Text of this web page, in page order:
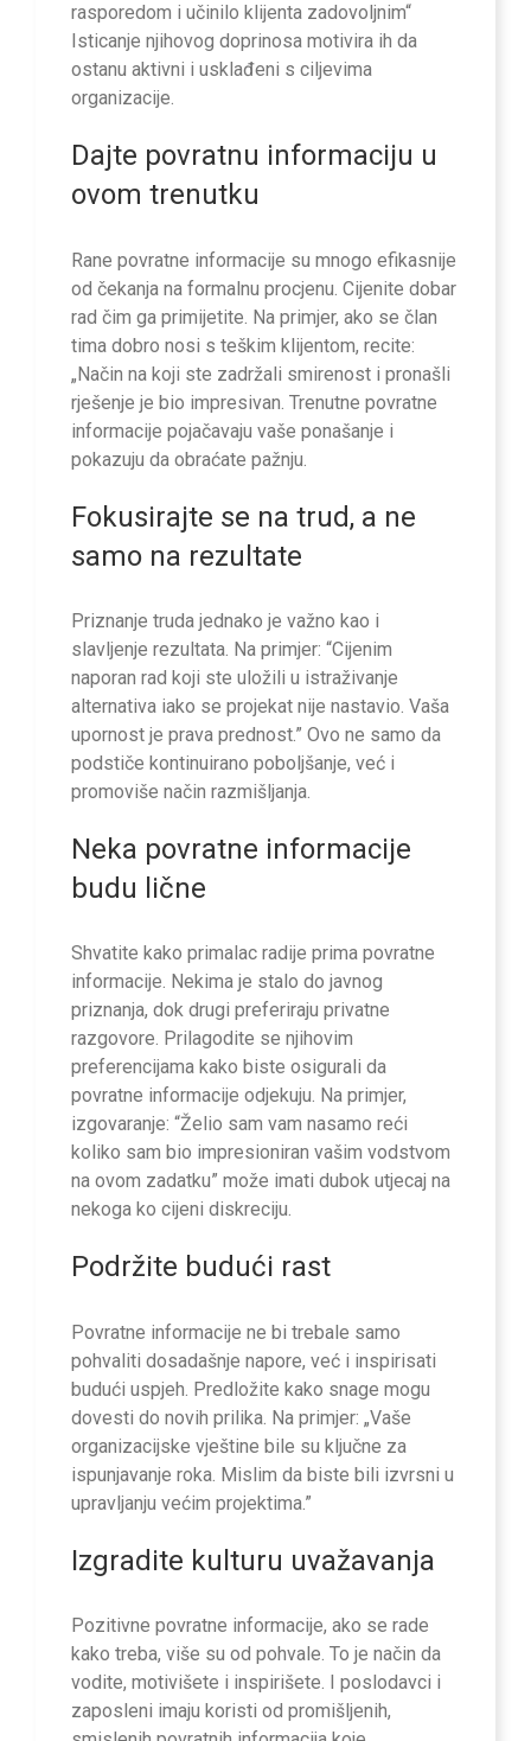
rasporedom i učinilo klijenta zadovoljnim“
Isticanje njihovog doprinosa motivira ih da
ostanu aktivni i usklađeni s ciljevima
organizacije.
Dajte povratnu informaciju u
ovom trenutku
Rane povratne informacije su mnogo efikasnije
od čekanja na formalnu procjenu. Cijenite dobar
rad čim ga primijetite. Na primjer, ako se član
tima dobro nosi s teškim klijentom, recite:
„Način na koji ste zadržali smirenost i pronašli
rješenje je bio impresivan. Trenutne povratne
informacije pojačavaju vaše ponašanje i
pokazuju da obraćate pažnju.
Fokusirajte se na trud, a ne
samo na rezultate
Priznanje truda jednako je važno kao i
slavljenje rezultata. Na primjer: “Cijenim
naporan rad koji ste uložili u istraživanje
alternativa iako se projekat nije nastavio. Vaša
upornost je prava prednost.” Ovo ne samo da
podstiče kontinuirano poboljšanje, već i
promoviše način razmišljanja.
Neka povratne informacije
budu lične
Shvatite kako primalac radije prima povratne
informacije. Nekima je stalo do javnog
priznanja, dok drugi preferiraju privatne
razgovore. Prilagodite se njihovim
preferencijama kako biste osigurali da
povratne informacije odjekuju. Na primjer,
izgovaranje: “Želio sam vam nasamo reći
koliko sam bio impresioniran vašim vodstvom
na ovom zadatku” može imati dubok utjecaj na
nekoga ko cijeni diskreciju.
Podržite budući rast
Povratne informacije ne bi trebale samo
pohvaliti dosadašnje napore, već i inspirisati
budući uspjeh. Predložite kako snage mogu
dovesti do novih prilika. Na primjer: „Vaše
organizacijske vještine bile su ključne za
ispunjavanje roka. Mislim da biste bili izvrsni u
upravljanju većim projektima.”
Izgradite kulturu uvažavanja
Pozitivne povratne informacije, ako se rade
kako treba, više su od pohvale. To je način da
vodite, motivišete i inspirišete. I poslodavci i
zaposleni imaju koristi od promišljenih,